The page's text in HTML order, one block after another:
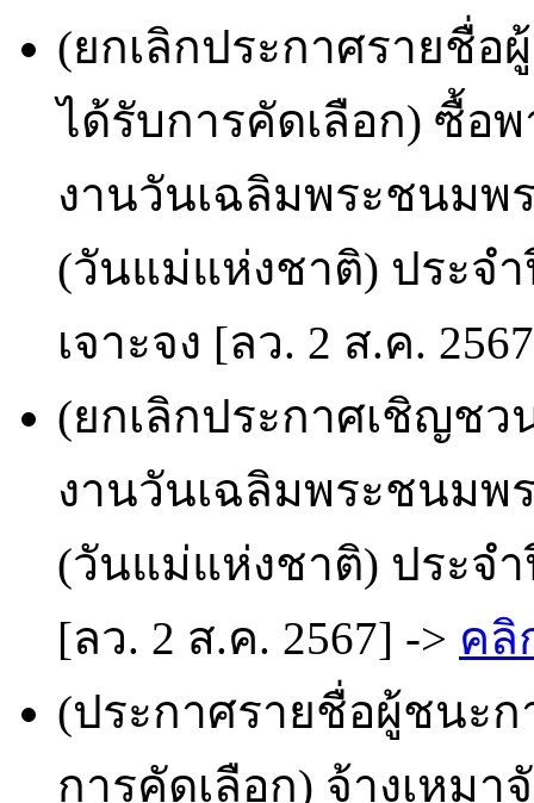
(ยกเลิกประกาศรายชื่อ
ได้รับการคัดเลือก) ซื้อ
งานวันเฉลิมพระชนมพ
(วันแม่แห่งชาติ) ประจำ
เจาะจง [ลว. 2 ส.ค.
(ยกเลิกประกาศเชิญช
งานวันเฉลิมพระชนมพ
(วันแม่แห่งชาติ) ประจำ
[ลว. 2 ส.ค. 2567] -> คลิ
(ประกาศรายชื่อผู้ชนะก
การคัดเลือก) จ้างเหม